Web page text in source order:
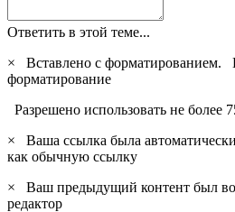
Ответить в этой теме...
×
Вставлено с форматированием.
форматирование
Разрешено использовать не более
×
Ваша ссылка была
как обычную ссылку
×
Ваш предыдущий контент был
редактор